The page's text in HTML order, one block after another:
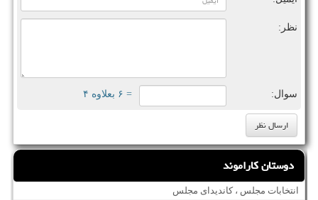
نظر:
سوال: = ۶ بعلاوه ۴
دوستان کاراموند
انتخابات مجلس ، کاندیدای مجلس